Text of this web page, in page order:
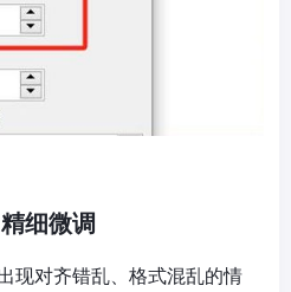
细微调
现对齐错乱、格式混乱的情